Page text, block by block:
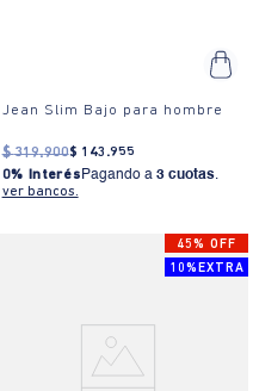
Jean Slim Bajo para hombre
$ 319.900$ 143 .955
0% Interés Pagando a 3 cuotas.
ver bancos.
45% OFF
10%EXTRA